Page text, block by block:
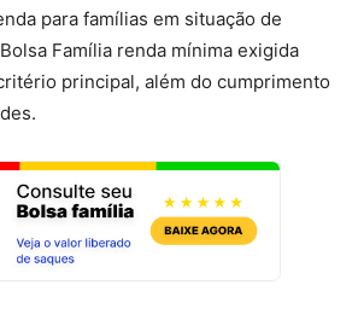
para famílias em situação de
Família renda mínima exigida
principal, além do cumprimento